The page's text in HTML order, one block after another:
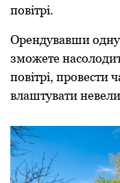
повітрі.
Орендувавши
зможете
повітрі,
влаштувати